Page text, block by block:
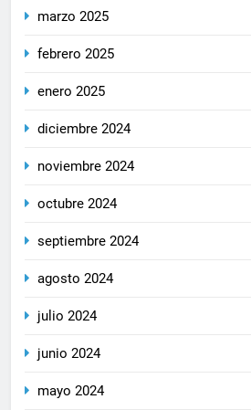
marzo 2025
febrero 2025
enero 2025
diciembre 2024
noviembre 2024
octubre 2024
septiembre 2024
agosto 2024
julio 2024
junio 2024
mayo 2024